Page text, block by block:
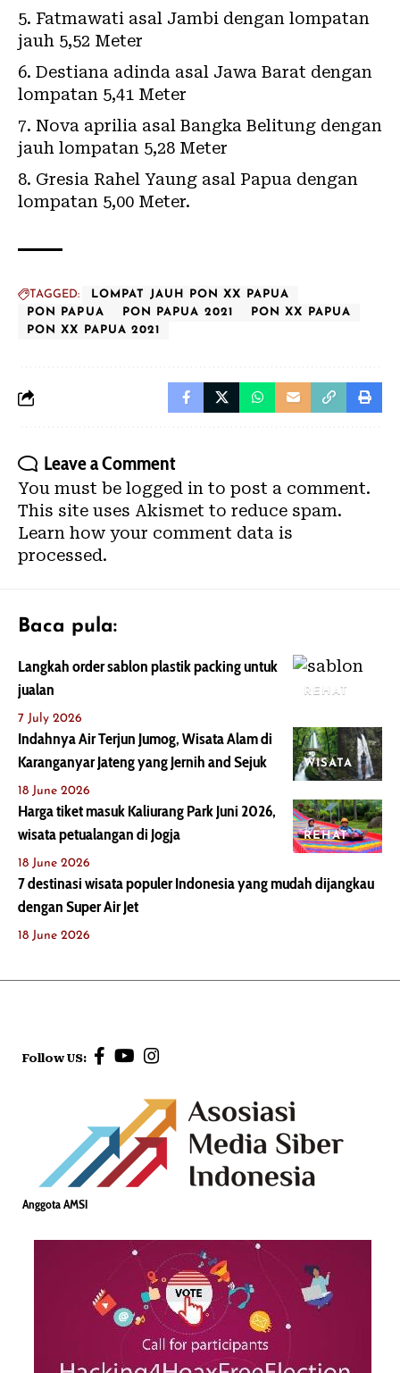
Fatmawati asal Jambi dengan lompatan
jauh 5,52 Meter
Destiana adinda asal Jawa Barat dengan
lompatan 5,41 Meter
Nova aprilia asal Bangka Belitung dengan
jauh lompatan 5,28 Meter
Gresia Rahel Yaung asal Papua dengan
lompatan 5,00 Meter.
TAGGED:
LOMPAT JAUH PON XX PAPUA
PON PAPUA
PON PAPUA 2021
PON XX PAPUA
PON XX PAPUA 2021
Leave a Comment
You must be logged in to post a comment.
This site uses Akismet to reduce spam.
Learn how your comment data is
processed.
Baca pula:
REHAT
Langkah order sablon plastik packing untuk
jualan
7 July 2026
WISATA
Indahnya Air Terjun Jumog, Wisata Alam di
Karanganyar Jateng yang Jernih and Sejuk
18 June 2026
REHAT
Harga tiket masuk Kaliurang Park Juni 2026,
wisata petualangan di Jogja
18 June 2026
7 destinasi wisata populer Indonesia yang mudah dijangkau
dengan Super Air Jet
18 June 2026
Follow US:
Anggota AMSI